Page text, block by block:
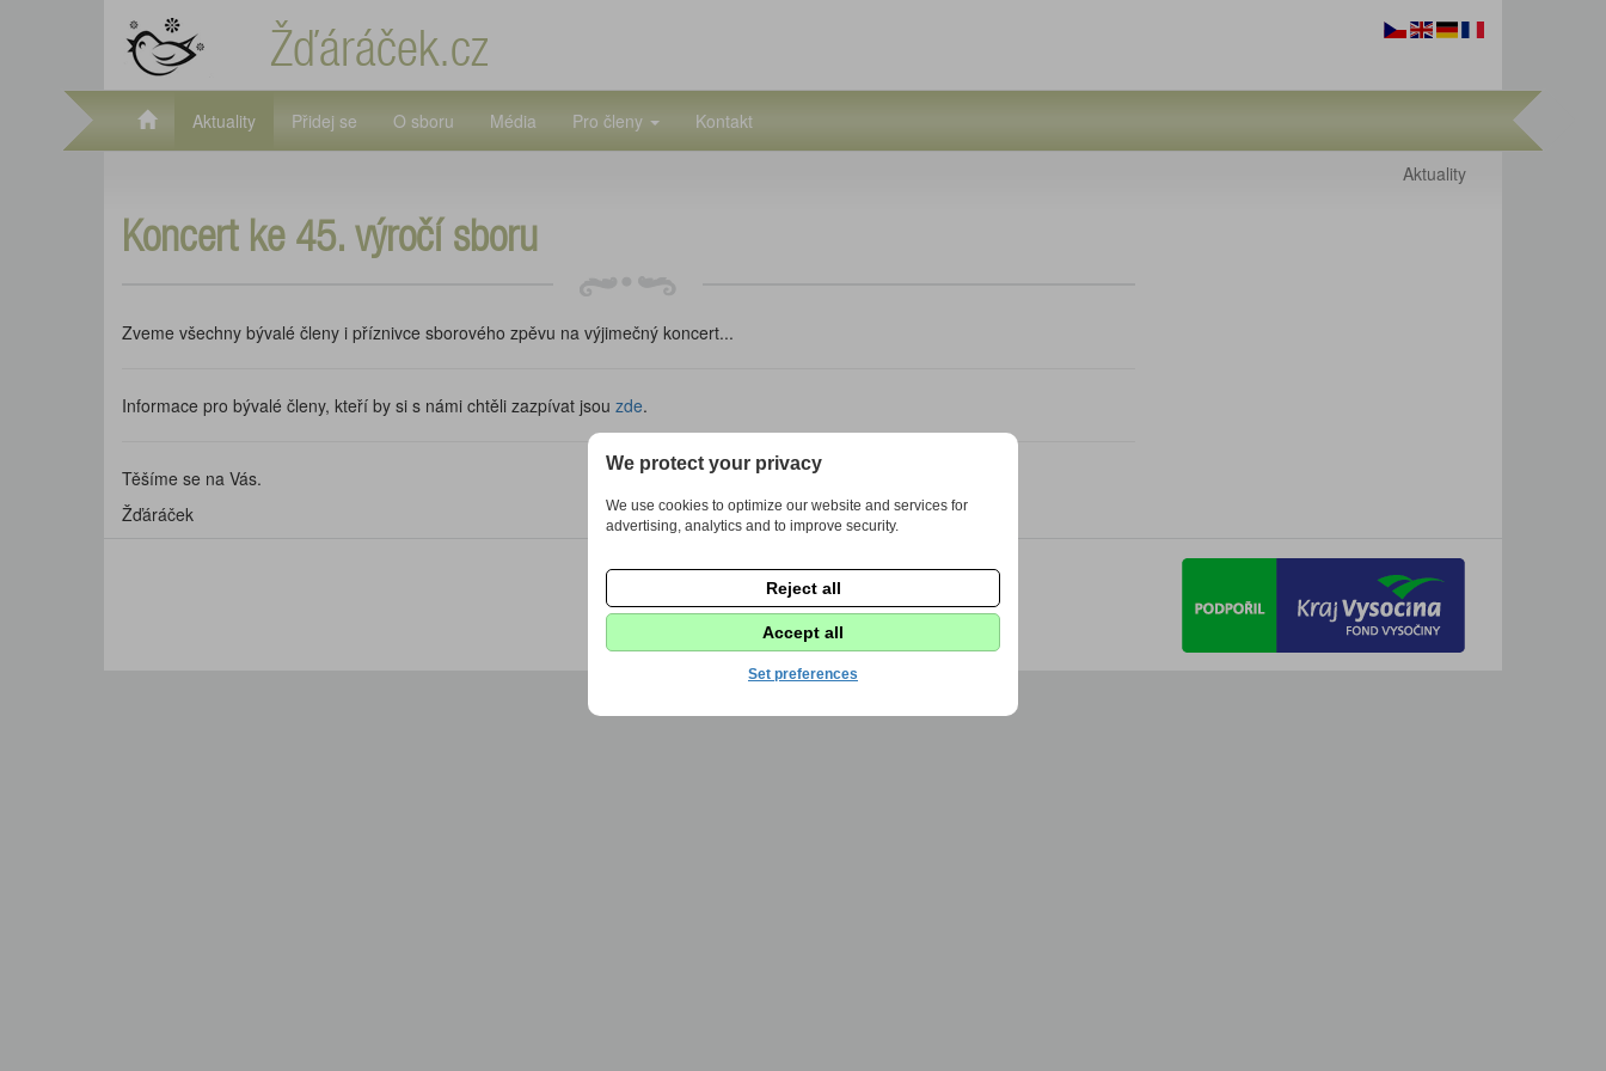
Žďáráček.cz
Aktuality Přidej se O sboru Média Pro členy Kontakt
Aktuality
Koncert ke 45. výročí sboru
Zveme všechny bývalé členy i příznivce sborového zpěvu na výjimečný koncert...
Informace pro bývalé členy, kteří by si s námi chtěli zazpívat jsou zde.
Těšíme se na Vás.
Žďáráček
1973 - 2026 © DPS Žďáráček |Nastavení cookies
Fenomio|Redakce Fenomio
We protect your privacy
We use cookies to optimize our website and services for
advertising, analytics and to improve security.
Reject all
Accept all
Set preferences